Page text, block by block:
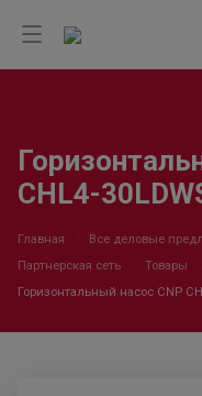
CHL4-
Главная Все деловые
Партнерская сеть
Товары
Горизонтальный насос CNP